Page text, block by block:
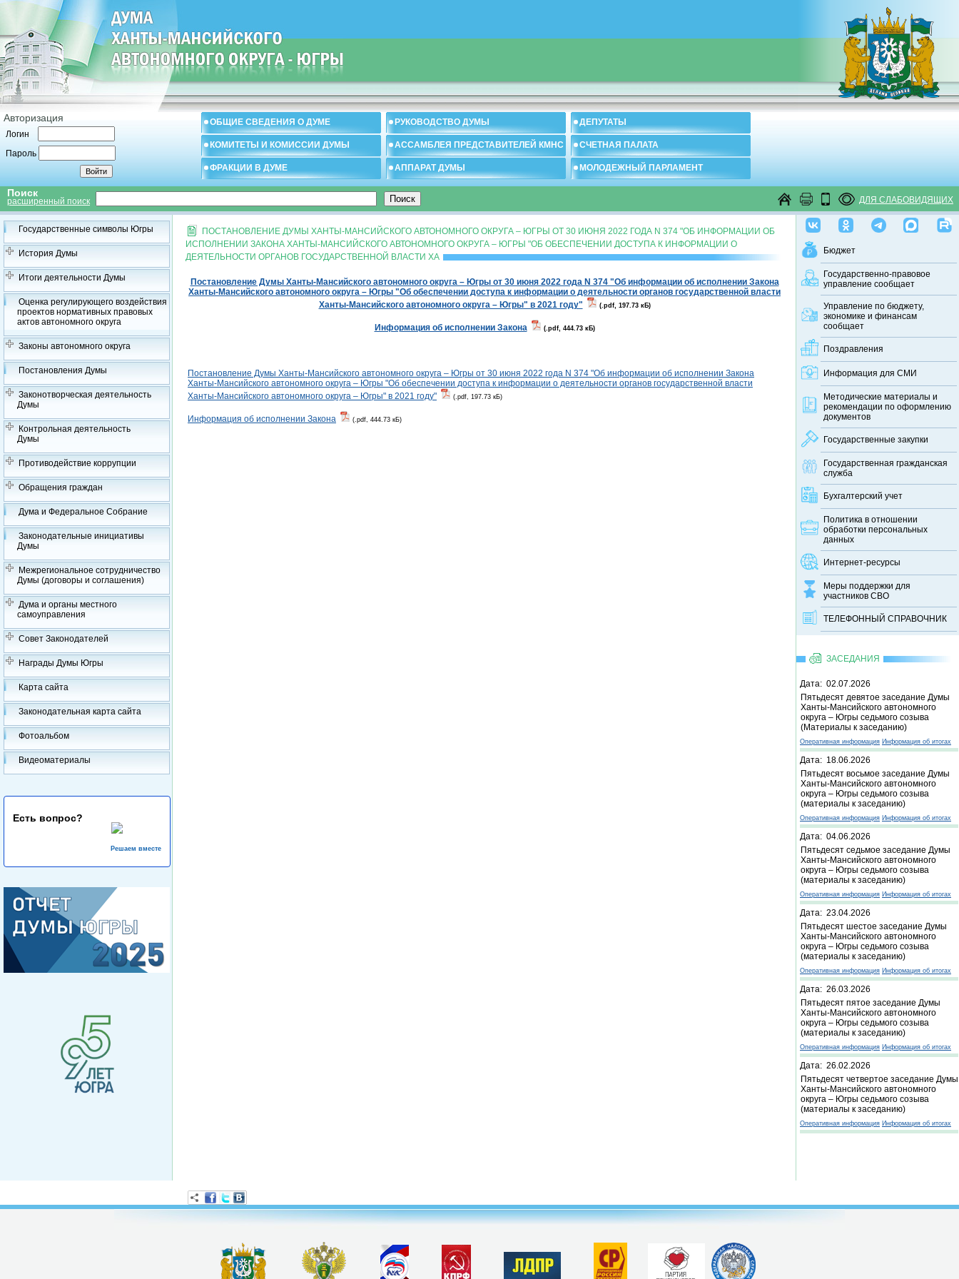
Авторизация
Логин
Пароль
ОБЩИЕ СВЕДЕНИЯ О ДУМЕ РУКОВОДСТВО ДУМЫ ДЕПУТАТЫ
КОМИТЕТЫ И КОМИССИИ ДУМЫ АССАМБЛЕЯ ПРЕДСТАВИТЕЛЕЙ КМНС СЧЕТНАЯ ПАЛАТА
ФРАКЦИИ В ДУМЕ АППАРАТ ДУМЫ МОЛОДЕЖНЫЙ ПАРЛАМЕНТ
Поиск
расширенный поиск ДЛЯ СЛАБОВИДЯЩИХ
Государственные символы Югры
История Думы
Итоги деятельности Думы
Оценка регулирующего воздействия
проектов нормативных правовых
актов автономного округа
Законы автономного округа
Постановления Думы
Законотворческая деятельность
Думы
Контрольная деятельность
Думы
Противодействие коррупции
Обращения граждан
Дума и Федеральное Собрание
Законодательные инициативы
Думы
Межрегиональное сотрудничество
Думы (договоры и соглашения)
Дума и органы местного
самоуправления
Совет Законодателей
Награды Думы Югры
Карта сайта
Законодательная карта сайта
Фотоальбом
Видеоматериалы
Есть вопрос?
Решаем вместе
Бюджет
Государственно-правовое
управление сообщает
Управление по бюджету,
экономике и финансам
сообщает
Поздравления
Информация для СМИ
Методические материалы и
рекомендации по оформлению
документов
Государственные закупки
Государственная гражданская
служба
Бухгалтерский учет
Политика в отношении
обработки персональных
данных
Интернет-ресурсы
Меры поддержки для
участников СВО
ТЕЛЕФОННЫЙ CПРАВОЧНИК
ЗАСЕДАНИЯ
Дата: 02.07.2026
Пятьдесят девятое заседание Думы
Ханты-Мансийского автономного
округа – Югры седьмого созыва
(Материалы к заседанию)
Оперативная информация Информация об итогах
Дата: 18.06.2026
Пятьдесят восьмое заседание Думы
Ханты-Мансийского автономного
округа – Югры седьмого созыва
(материалы к заседанию)
Оперативная информация Информация об итогах
Дата: 04.06.2026
Пятьдесят седьмое заседание Думы
Ханты-Мансийского автономного
округа – Югры седьмого созыва
(материалы к заседанию)
Оперативная информация Информация об итогах
Дата: 23.04.2026
Пятьдесят шестое заседание Думы
Ханты-Мансийского автономного
округа – Югры седьмого созыва
(материалы к заседанию)
Оперативная информация Информация об итогах
Дата: 26.03.2026
Пятьдесят пятое заседание Думы
Ханты-Мансийского автономного
округа – Югры седьмого созыва
(материалы к заседанию)
Оперативная информация Информация об итогах
Дата: 26.02.2026
Пятьдесят четвертое заседание Думы
Ханты-Мансийского автономного
округа – Югры седьмого созыва
(материалы к заседанию)
Оперативная информация Информация об итогах
ПОСТАНОВЛЕНИЕ ДУМЫ ХАНТЫ-МАНСИЙСКОГО АВТОНОМНОГО ОКРУГА – ЮГРЫ ОТ 30 ИЮНЯ 2022 ГОДА N 374 "ОБ ИНФОРМАЦИИ ОБ
ИСПОЛНЕНИИ ЗАКОНА ХАНТЫ-МАНСИЙСКОГО АВТОНОМНОГО ОКРУГА – ЮГРЫ "ОБ ОБЕСПЕЧЕНИИ ДОСТУПА К ИНФОРМАЦИИ О
ДЕЯТЕЛЬНОСТИ ОРГАНОВ ГОСУДАРСТВЕННОЙ ВЛАСТИ ХА
Постановление Думы Ханты-Мансийского автономного округа – Югры от 30 июня 2022 года N 374 "Об информации об исполнении Закона
Ханты-Мансийского автономного округа – Югры "Об обеспечении доступа к информации о деятельности органов государственной власти
Ханты-Мансийского автономного округа – Югры" в 2021 году"
(.pdf, 197.73 кБ)
Информация об исполнении Закона (.pdf, 444.73 кБ)
Постановление Думы Ханты-Мансийского автономного округа – Югры от 30 июня 2022 года N 374 "Об информации об исполнении Закона
Ханты-Мансийского автономного округа – Югры "Об обеспечении доступа к информации о деятельности органов государственной власти
Ханты-Мансийского автономного округа – Югры" в 2021 году"
(.pdf, 197.73 кБ)
Информация об исполнении Закона (.pdf, 444.73 кБ)